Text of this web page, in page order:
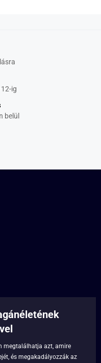
ig
belül
megtalálhatja azt, amire
és megakadályozzák az